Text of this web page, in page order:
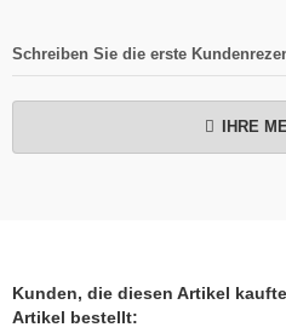
Schreiben Sie die erste
IHRE
Kunden, die diesen Artikel
Artikel bestellt: